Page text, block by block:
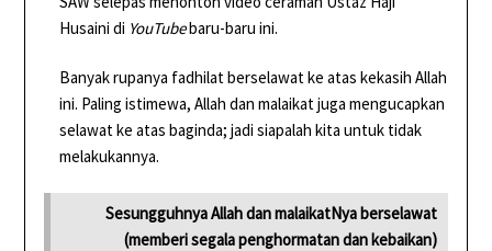
Husaini di YouTubebaru-baru ini.
Banyak rupanya fadhilat berselawat ke atas kekasih Allah
ini. Paling istimewa, Allah dan malaikat juga mengucapkan
selawat ke atas baginda; jadi siapalah kita untuk tidak
melakukannya.
Sesungguhnya Allah dan malaikatNya berselawat
(memberi segala penghormatan dan kebaikan)